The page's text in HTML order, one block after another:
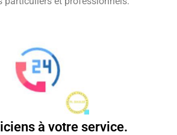
à votre service.